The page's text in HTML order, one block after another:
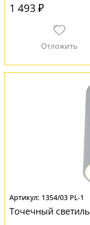
1 493 ₽
1354/03 PL-1
Точечный